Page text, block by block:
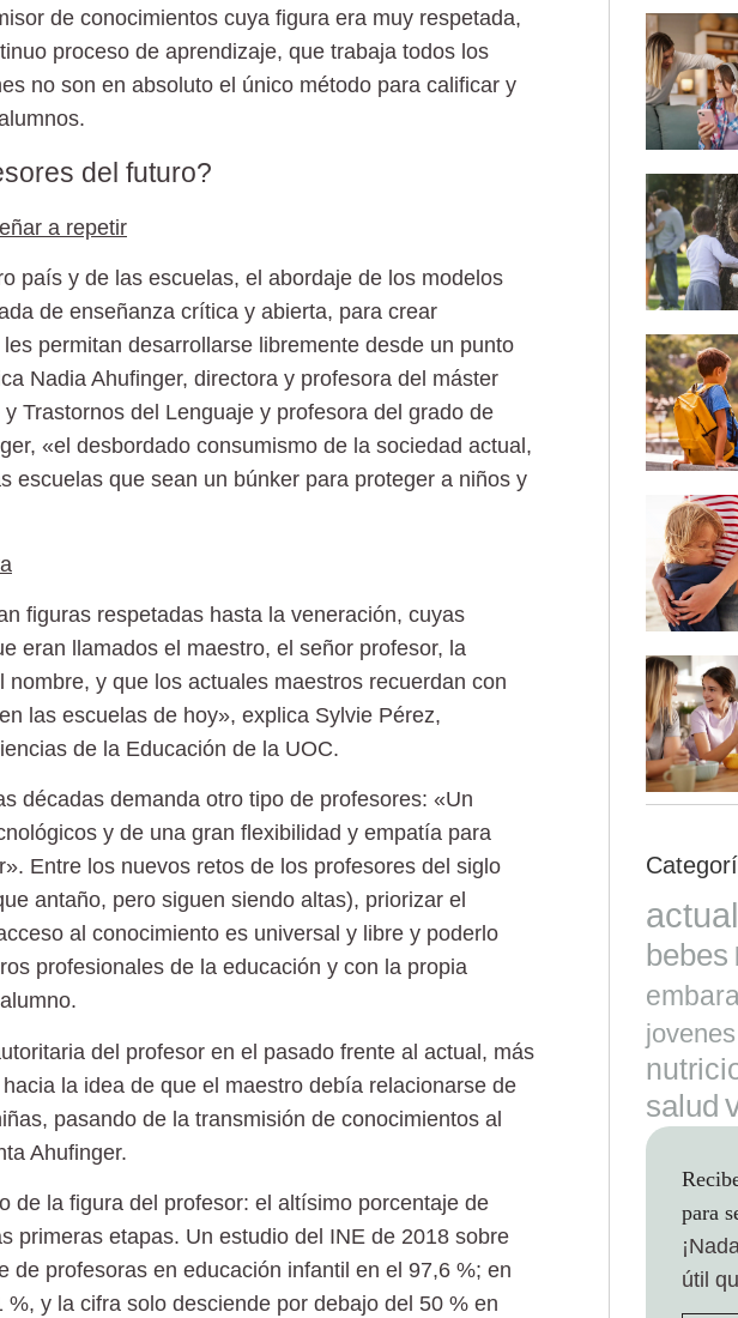
de conocimientos cuya figura era muy respetada,
proceso de aprendizaje, que trabaja todos los
no son en absoluto el único método para calificar y
del futuro?
a repetir
país y de las escuelas, el abordaje de los modelos
de enseñanza crítica y abierta, para crear
permitan desarrollarse libremente desde un punto
Nadia Ahufinger, directora y profesora del máster
Trastornos del Lenguaje y profesora del grado de
«el desbordado consumismo de la sociedad actual,
escuelas que sean un búnker para proteger a niños y
figuras respetadas hasta la veneración, cuyas
eran llamados el maestro, el señor profesor, la
y que los actuales maestros recuerdan con
las escuelas de hoy», explica Sylvie Pérez,
de la Educación de la UOC.
décadas demanda otro tipo de profesores: «Un
y de una gran flexibilidad y empatía para
Entre los nuevos retos de los profesores del siglo
antaño, pero siguen siendo altas), priorizar el
al conocimiento es universal y libre y poderlo
profesionales de la educación y con la propia
del profesor en el pasado frente al actual, más
la idea de que el maestro debía relacionarse de
pasando de la transmisión de conocimientos al
Ahufinger.
de la figura del profesor: el altísimo porcentaje de
primeras etapas. Un estudio del INE de 2018 sobre
de profesoras en educación infantil en el 97,6 %; en
y la cifra solo desciende por debajo del 50 % en
bebes
jovenes
salud
para
útil